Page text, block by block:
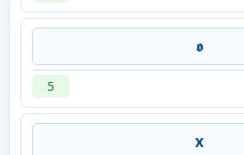
𝖔
5
x